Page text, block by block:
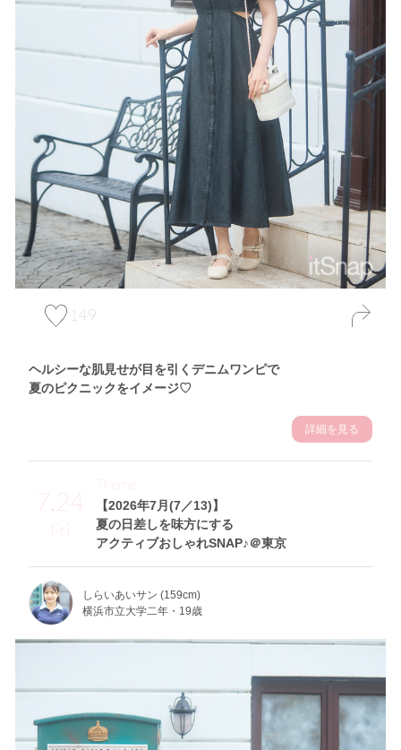
149
ヘルシーな肌見せが目を引くデニムワンピで
夏のピクニックをイメージ♡
詳細を見る
7.24
Fri
【2026年7月(7／13)】
夏の日差しを味方にする
アクティブおしゃれSNAP♪＠東京
Theme
しらいあいサン (159cm)
横浜市立大学二年・19歳